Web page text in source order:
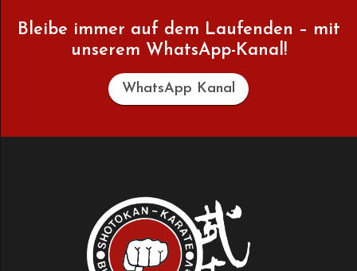
Bleibe immer auf dem Laufenden – mit
unserem WhatsApp-Kanal!
WhatsApp Kanal